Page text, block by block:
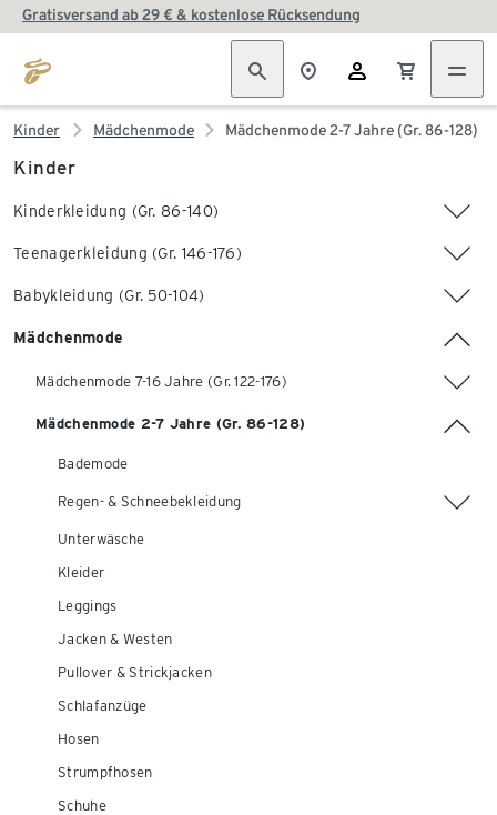
Gratisversand ab 29 € & kostenlose Rücksendung
Kinder Mädchenmode Mädchenmode 2-7 Jahre (Gr. 86-128)
Kinder
Kinderkleidung (Gr. 86-140)
Teenagerkleidung (Gr. 146-176)
Babykleidung (Gr. 50-104)
Mädchenmode
Mädchenmode 7-16 Jahre (Gr. 122-176)
Mädchenmode 2-7 Jahre (Gr. 86-128)
Bademode
Regen- & Schneebekleidung
Unterwäsche
Kleider
Leggings
Jacken & Westen
Pullover & Strickjacken
Schlafanzüge
Hosen
Strumpfhosen
Schuhe